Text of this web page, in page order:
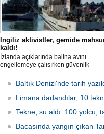
İngiliz aktivistler, gemide
kaldı!
İzlanda açıklarında balina avını
engellemeye çalışırken güvenlik
protesto gemisindeki 21 çevre
günlerdir gemiden çıkmalarına izin
verilmediğini ve temel haklarının ihlal
edildiğini öne sürdü. Mürettebatta iki
Britanyalı aktivist de bulunuyor.
Baltık Denizi'nde tarih
Limana dadandılar, 10
Tekne, su aldı: 100 yolcu,
Bacasında yangın çıkan